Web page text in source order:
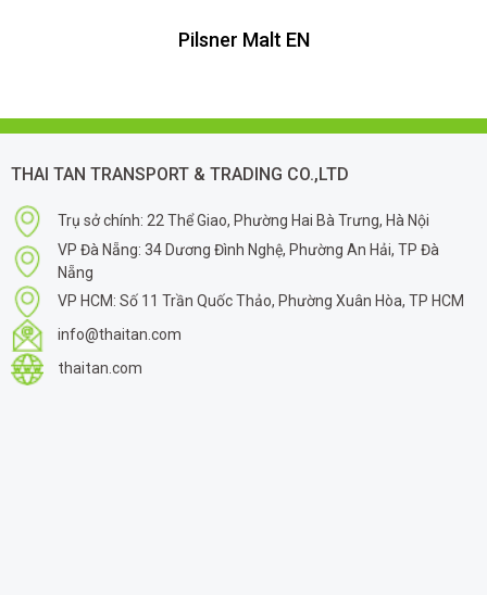
Pilsner Malt EN
THAI TAN TRANSPORT & TRADING CO.,LTD
Trụ sở chính: 22 Thể Giao, Phường Hai Bà Trưng, Hà Nội
VP Đà Nẵng: 34 Dương Đình Nghệ, Phường An Hải, TP Đà
Nẵng
VP HCM: Số 11 Trần Quốc Thảo, Phường Xuân Hòa, TP HCM
info@thaitan.com
thaitan.com